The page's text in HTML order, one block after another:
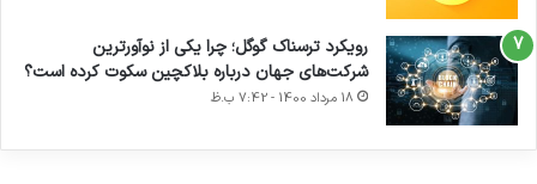
رویکرد ترسناک گوگل؛ چرا یکی از نوآورترین
شرکت‌های جهان درباره بلاکچین سکوت کرده است؟
18 مرداد 1400 - 7:42 ب.ظ
آماده
برای
کشف
توسط
ژاکت
ی سفر
مجازی
…
توسط
ژاکت
ساعت
هوشمند
توسط
با طعم
های
2023